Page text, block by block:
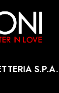
S.P.A.